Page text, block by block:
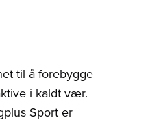
til å forebygge
i kaldt vær.
Sport er